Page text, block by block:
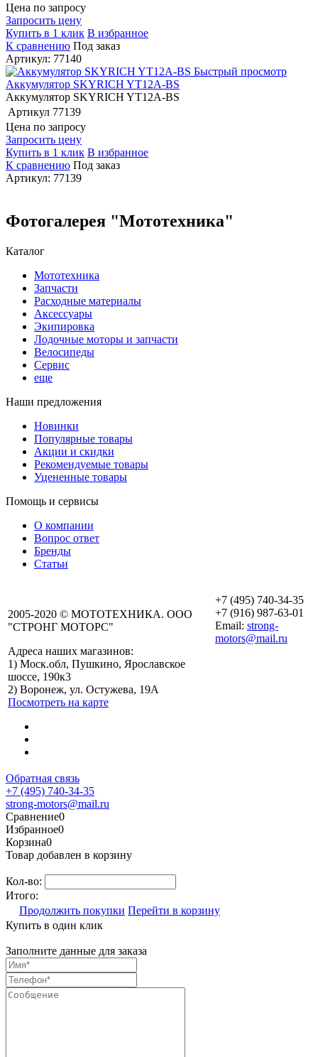
Цена по запросу
Запросить цену
Купить в 1 клик В избранное
К сравнению Под заказ
Артикул: 77140
Быстрый просмотр
Аккумулятор SKYRICH YT12A-BS
Аккумулятор SKYRICH YT12A-BS
Артикул 77139
Цена по запросу
Запросить цену
Купить в 1 клик В избранное
К сравнению Под заказ
Артикул: 77139
Фотогалерея "Мототехника"
Каталог
Мототехника
Запчасти
Расходные материалы
Аксессуары
Экипировка
Лодочные моторы и запчасти
Велосипеды
Сервис
еще
Наши предложения
Новинки
Популярные товары
Акции и скидки
Рекомендуемые товары
Уцененные товары
Помощь и сервисы
О компании
Вопрос ответ
Бренды
Статьи
2005-2020 © МОТОТЕХНИКА. ООО
"СТРОНГ МОТОРС"
Адреса наших магазинов:
1) Моск.обл, Пушкино, Ярославское
шоссе, 190к3
2) Воронеж, ул. Остужева, 19А
Посмотреть на карте
+7 (495) 740-34-35
+7 (916) 987-63-01
Email: strong-
motors@mail.ru
Обратная связь
+7 (495) 740-34-35
strong-motors@mail.ru
Сравнение0
Избранное0
Корзина0
Товар добавлен в корзину
Кол-во:
Итого:
Продолжить покупки Перейти в корзину
Купить в один клик
Заполните данные для заказа